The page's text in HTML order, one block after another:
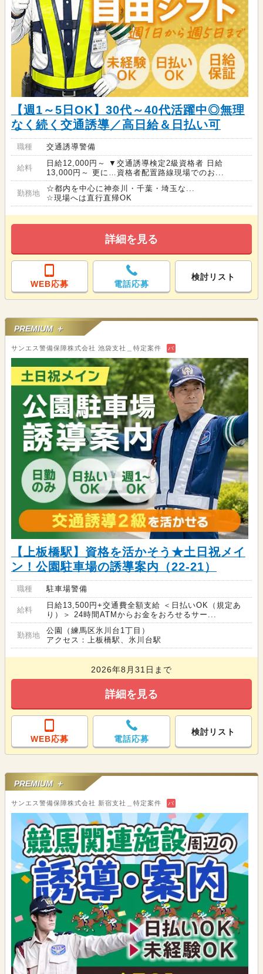
【週1～5日OK】30代～40代活躍中◎無理
なく続く交通誘導／高日給＆日払い可
職種 交通誘導警備
給料
日給12,000円～ ▼交通誘導検定2級資格者 日給
13,000円～ 更に…資格者配置路線現場でのお...
勤務地
☆都内を中心に神奈川・千葉・埼玉な...
☆現場へは直行直帰OK
詳細を見る
WEB応募 電話応募
検討リスト
PREMIUM ＋
サンエス警備保障株式会社 池袋支社＿特定案件 バ
【上板橋駅】資格を活かそう★土日祝メイ
ン！公園駐車場の誘導案内（22-21）
職種 駐車場警備
給料
日給13,500円+交通費全額支給 ＜日払いOK（規定あ
り）＞ 24時間ATMからお金をおろせるサー...
勤務地
公園（練馬区氷川台1丁目）
アクセス：上板橋駅、氷川台駅
2026年8月31日まで
詳細を見る
WEB応募 電話応募
検討リスト
PREMIUM ＋
サンエス警備保障株式会社 新宿支社＿特定案件 バ